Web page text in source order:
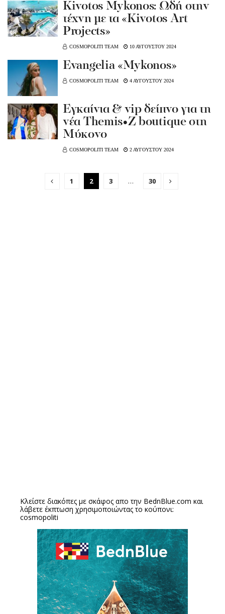
Kivotos Mykonos: Ωδή στην
τέχνη με τα «Kivotos Art
Projects»
COSMOPOLITI TEAM 10 ΑΥΓΟΥΣΤΟΥ 2024
Evangelia «Mykonos»
COSMOPOLITI TEAM 4 ΑΥΓΟΥΣΤΟΥ 2024
Εγκαίνια & vip δείπνο για τη
νέα Themis•Z boutique στη
Μύκονο
COSMOPOLITI TEAM 2 ΑΥΓΟΥΣΤΟΥ 2024
1 2 3 … 30
Κλείστε διακόπες με σκάφος απο την BednBlue.com και
λάβετε έκπτωση χρησιμοποιώντας το κούπονι:
cosmopoliti